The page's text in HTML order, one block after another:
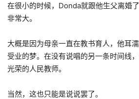
在很小的时候，Donda就跟他生父离婚
非常大。
大概是因为母亲一直在教书育人，他耳
受业的梦。在没有说唱的另一条时间线
光荣的人民教师。
当然，这也只能是说说罢了。